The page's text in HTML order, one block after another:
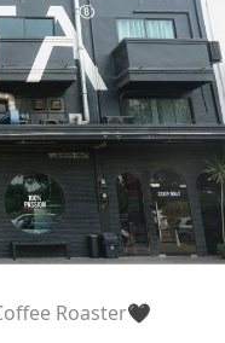
Roaster🖤